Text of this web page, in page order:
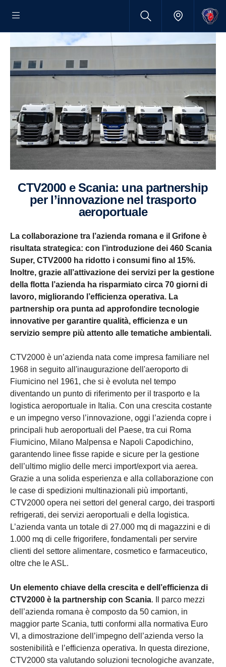
CTV2000 e Scania: una partnership
per l’innovazione nel trasporto
aeroportuale
La collaborazione tra l’azienda romana e il Grifone è
risultata strategica: con l’introduzione dei 460 Scania
Super, CTV2000 ha ridotto i consumi fino al 15%.
Inoltre, grazie all’attivazione dei servizi per la gestione
della flotta l’azienda ha risparmiato circa 70 giorni di
lavoro, migliorando l’efficienza operativa. La
partnership ora punta ad approfondire tecnologie
innovative per garantire qualità, efficienza e un
servizio sempre più attento alle tematiche ambientali.
CTV2000 è un’azienda nata come impresa familiare nel
1968 in seguito all'inaugurazione dell'aeroporto di
Fiumicino nel 1961, che si è evoluta nel tempo
diventando un punto di riferimento per il trasporto e la
logistica aeroportuale in Italia. Con una crescita costante
e un impegno verso l’innovazione, oggi l’azienda copre i
principali hub aeroportuali del Paese, tra cui Roma
Fiumicino, Milano Malpensa e Napoli Capodichino,
garantendo linee fisse rapide e sicure per la gestione
dell’ultimo miglio delle merci import/export via aerea.
Grazie a una solida esperienza e alla collaborazione con
le case di spedizioni multinazionali più importanti,
CTV2000 opera nei settori del general cargo, dei trasporti
refrigerati, dei servizi aeroportuali e della logistica.
L’azienda vanta un totale di 27.000 mq di magazzini e di
1.000 mq di celle frigorifere, fondamentali per servire
clienti del settore alimentare, cosmetico e farmaceutico,
oltre che le ASL.
Un elemento chiave della crescita e dell’efficienza di
CTV2000 è la partnership con Scania. Il parco mezzi
dell’azienda romana è composto da 50 camion, in
maggior parte Scania, tutti conformi alla normativa Euro
VI, a dimostrazione dell’impegno dell’azienda verso la
sostenibilità e l’efficienza operativa. In questa direzione,
CTV2000 sta valutando soluzioni tecnologiche avanzate,